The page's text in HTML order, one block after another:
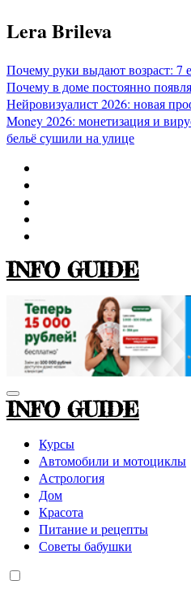
Перейти
к
Lera Brileva
Почему руки выдают возраст: 7
Почему в доме постоянно
Нейровизуалист 2026: новая
Money 2026: монетизация и
бельё сушили на улице
INFO GUIDE
INFO GUIDE
Курсы
Автомобили и мотоциклы
Астрология
Дом
Красота
Питание и рецепты
Советы бабушки